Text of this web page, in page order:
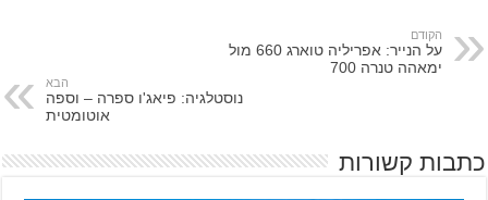
הקודם
על הנייר: אפריליה טוארג 660 מול
ימאהה טנרה 700
הבא
נוסטלגיה: פיאג'ו ספרה – וספה
אוטומטית
כתבות קשורות